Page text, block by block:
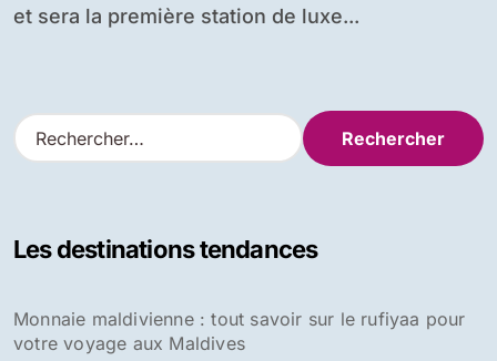
et sera la première station de luxe...
R
e
r
e
r
Les destinations tendances
Monnaie maldivienne : tout savoir sur le rufiyaa pour
votre voyage aux Maldives